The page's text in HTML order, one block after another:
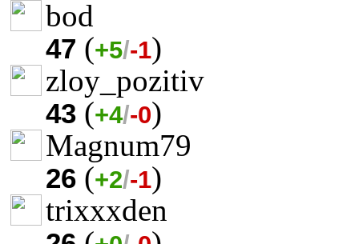
bod
47 (+5/-1)
zloy_pozitiv
43 (+4/-0)
Magnum79
26 (+2/-1)
trixxxden